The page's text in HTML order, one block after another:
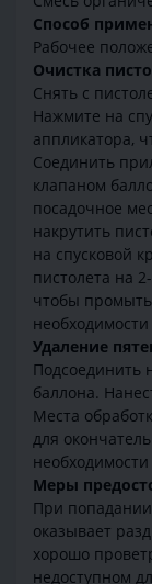
Способ
Рабочее
Очистка
Снять с
Нажмите на
аппликатора,
Соединить
клапаном
посадочное
накрутить
на спусковой
пистолета на
чтобы
Удаление
Подсоединить
баллона.
Места
для
Меры
При
оказывает
хорошо
недоступном